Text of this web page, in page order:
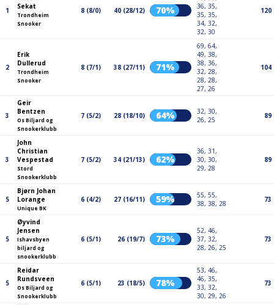
1
Sekat
Trondheim
Snooker
8 (8/0) 40 (28/12) 70%
36, 35,
35, 35,
34, 32,
32, 30
120
2
Erik
Dullerud
Trondheim
Snooker
8 (7/1) 38 (27/11) 71%
69, 64,
49, 38,
38, 36,
32, 28,
28, 28,
27, 26
104
3
Geir
Bentzen
Os Biljard og
Snookerklubb
7 (5/2) 28 (18/10) 64%
32, 30,
26, 25
89
3
John
Christian
Vespestad
Stord
Snookerklubb
7 (5/2) 34 (21/13) 62%
36, 31,
30, 30,
29, 28
89
5
Bjørn Johan
Lorange
Unique BK
6 (4/2) 27 (16/11) 59%
55, 55,
38, 38, 28
73
5
Øyvind
Jensen
Ishavsbyen
biljard og
snookerklubb
6 (5/1) 26 (19/7) 73%
52, 46,
37, 32,
28, 26, 25
73
5
Reidar
Rundsveen
Os Biljard og
Snookerklubb
6 (5/1) 23 (18/5) 78%
53, 46,
46, 35,
33, 32,
30, 29, 26
73